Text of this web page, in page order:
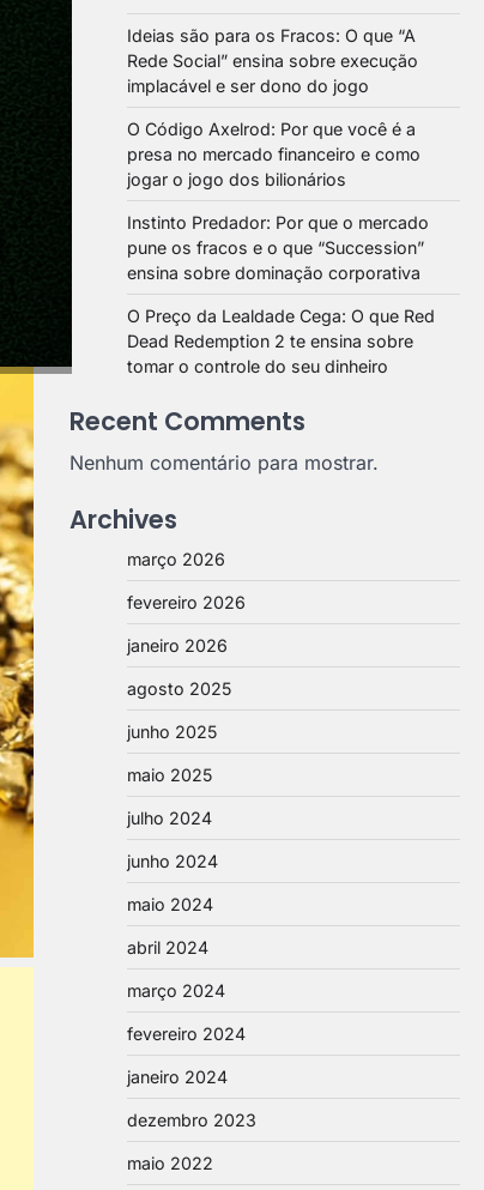
Ideias são para os Fracos: O que “A
Rede Social” ensina sobre execução
implacável e ser dono do jogo
O Código Axelrod: Por que você é a
presa no mercado financeiro e como
jogar o jogo dos bilionários
Instinto Predador: Por que o mercado
pune os fracos e o que “Succession”
ensina sobre dominação corporativa
O Preço da Lealdade Cega: O que Red
Dead Redemption 2 te ensina sobre
tomar o controle do seu dinheiro
Recent Comments
Nenhum comentário para mostrar.
Archives
março 2026
fevereiro 2026
janeiro 2026
agosto 2025
junho 2025
maio 2025
julho 2024
junho 2024
maio 2024
abril 2024
março 2024
fevereiro 2024
janeiro 2024
dezembro 2023
maio 2022